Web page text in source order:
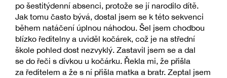
po šestitýdenní absenci, protože se jí narodilo dítě.
Jak tomu často bývá, dostal jsem se k této sekvenci
během natáčení úplnou náhodou. Šel jsem chodbou
blízko ředitelny a uviděl kočárek, což je na střední
škole pohled dost nezvyklý. Zastavil jsem se a dal
se do řeči s dívkou u kočárku. Řekla mi, že přišla
za ředitelem a že s ní přišla matka a bratr. Zeptal jsem